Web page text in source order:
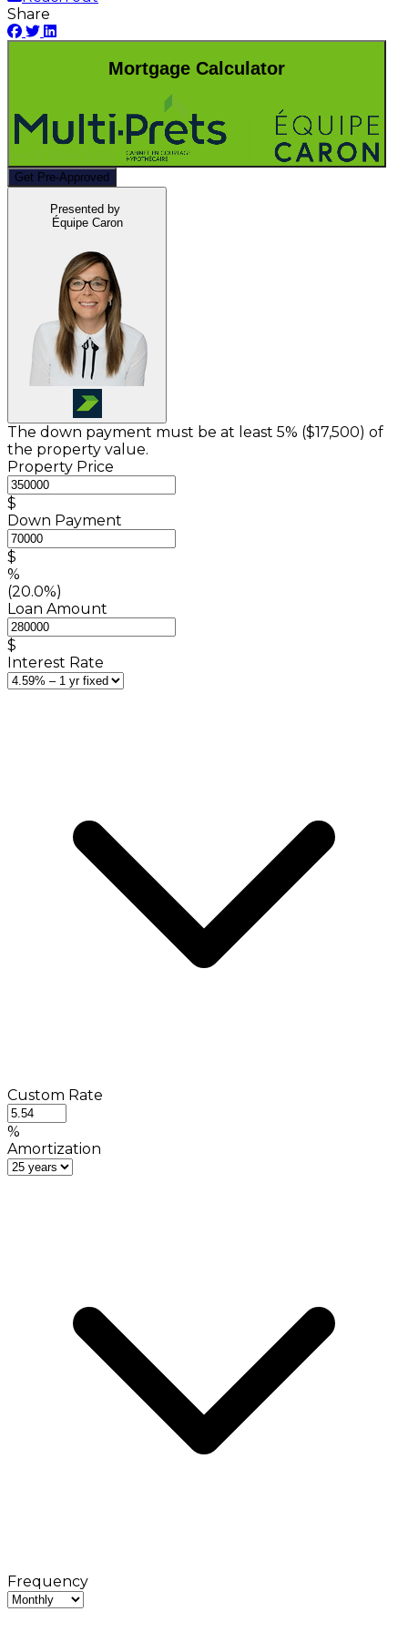
Share
Mortgage Calculator
Get Pre-Approved
Presented by
Équipe Caron
The down payment must be at least 5% ($17,500) of
the property value.
Property Price
$
Down Payment
$
%
(20.0%)
Loan Amount
$
Interest Rate
Custom Rate
%
Amortization
Frequency